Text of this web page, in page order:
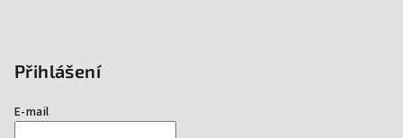
Přihlášení
E-mail